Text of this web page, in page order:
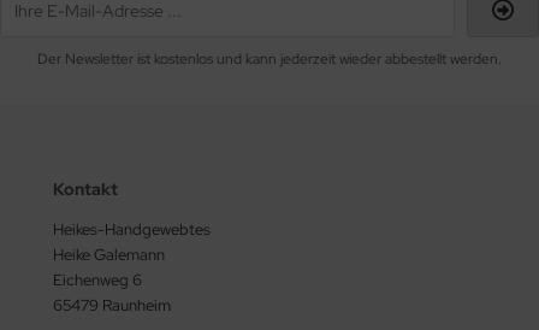
Der Newsletter ist kostenlos und kann jederzeit wieder abbestellt werden.
Kontakt
Heikes-Handgewebtes
Heike Galemann
Eichenweg 6
65479 Raunheim